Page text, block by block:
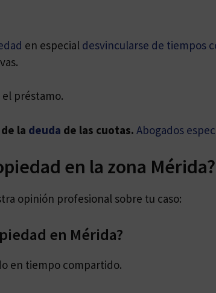
en especial desvincularse de tiempos
préstamo.
la deuda de las cuotas. Abogados
en la zona Mérida?
opinión profesional sobre tu caso:
en Mérida?
en tiempo compartido.